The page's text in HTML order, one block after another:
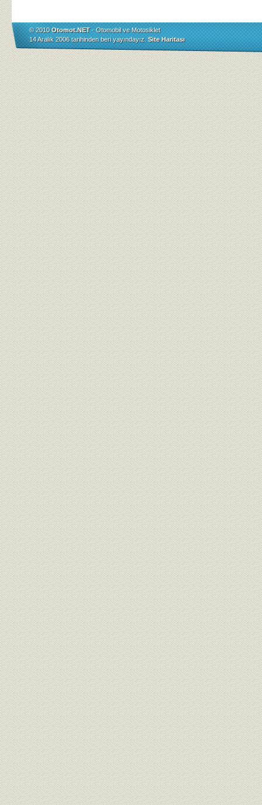
© 2010Otomot.NET- Otomobil ve Motosiklet
14 Aralık 2006 tarihinden beri yayındayız. Site Haritası